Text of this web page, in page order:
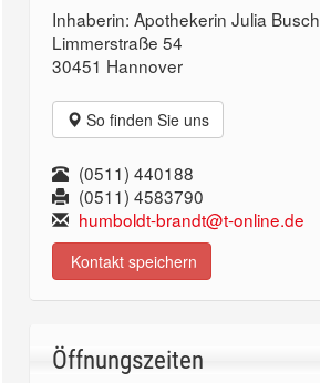
Inhaberin: Apothekerin Julia Busch
Limmerstraße 54
30451 Hannover
So finden Sie uns
(0511) 440188
(0511) 4583790
humboldt-brandt@t-online.de
Kontakt speichern
Öffnungszeiten